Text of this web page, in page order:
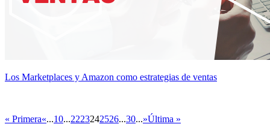
Los Marketplaces y Amazon como estrategias de ventas
« Primera«...10...2223242526...30...»Última »